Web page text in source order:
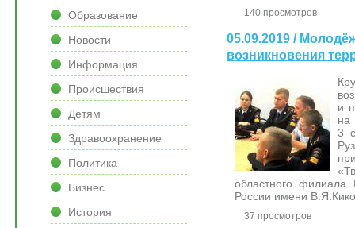
140 просмотров
05.09.2019 /
возникновения
и
на
3
областного филиала
России имени
37 просмотров
Образование
Новости
Информация
Происшествия
Детям
Здравоохранение
Политика
Бизнес
История